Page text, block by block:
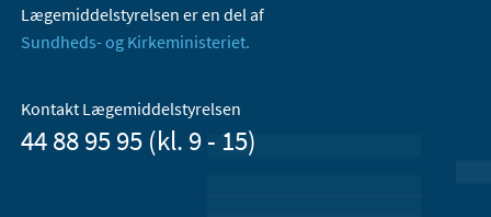
Lægemiddelstyrelsen er en del af
Sundheds- og Kirkeministeriet.
Kontakt Lægemiddelstyrelsen
44 88 95 95 (kl. 9 - 15)